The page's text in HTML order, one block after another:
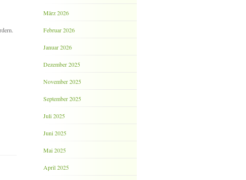
März 2026
Februar 2026
Januar 2026
Dezember 2025
November 2025
September 2025
Juli 2025
Juni 2025
Mai 2025
April 2025